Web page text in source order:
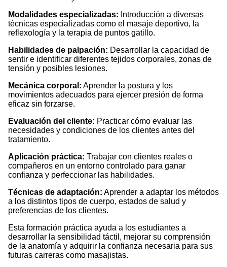
Modalidades especializadas: Introducción a diversas
técnicas especializadas como el masaje deportivo, la
reflexología y la terapia de puntos gatillo.
Habilidades de palpación: Desarrollar la capacidad de
sentir e identificar diferentes tejidos corporales, zonas de
tensión y posibles lesiones.
Mecánica corporal: Aprender la postura y los
movimientos adecuados para ejercer presión de forma
eficaz sin forzarse.
Evaluación del cliente: Practicar cómo evaluar las
necesidades y condiciones de los clientes antes del
tratamiento.
Aplicación práctica: Trabajar con clientes reales o
compañeros en un entorno controlado para ganar
confianza y perfeccionar las habilidades.
Técnicas de adaptación: Aprender a adaptar los métodos
a los distintos tipos de cuerpo, estados de salud y
preferencias de los clientes.
Esta formación práctica ayuda a los estudiantes a
desarrollar la sensibilidad táctil, mejorar su comprensión
de la anatomía y adquirir la confianza necesaria para sus
futuras carreras como masajistas.